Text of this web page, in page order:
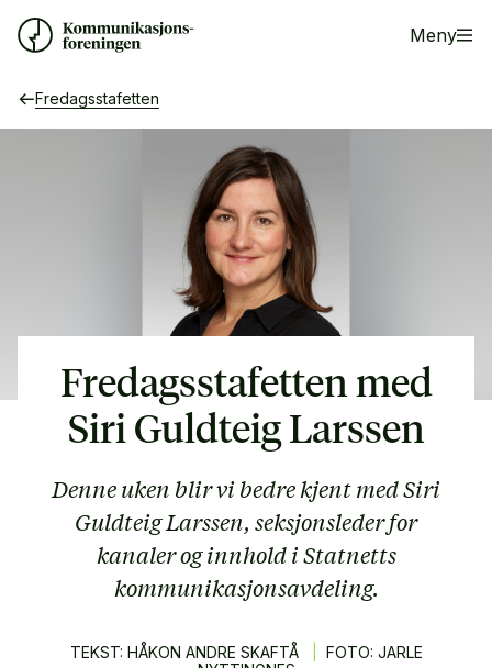
Meny
Fredagsstafetten
Fredagsstafetten med
Siri Guldteig Larssen
Denne uken blir vi bedre kjent med Siri
Guldteig Larssen, seksjonsleder for
kanaler og innhold i Statnetts
kommunikasjonsavdeling.
TEKST: HÅKON ANDRE SKAFTÅ
FOTO: JARLE